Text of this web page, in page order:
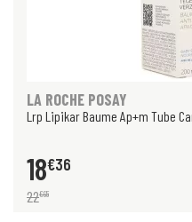
LA ROCHE POSAY
Lrp Lipikar Baume Ap+m Tube
18€36
22€95